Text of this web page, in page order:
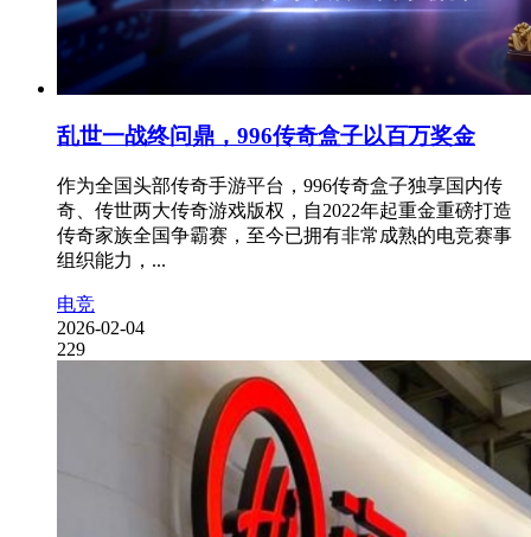
乱世一战终问鼎，996传奇盒子以百万奖金
作为全国头部传奇手游平台，996传奇盒子独享国内传
奇、传世两大传奇游戏版权，自2022年起重金重磅打造
传奇家族全国争霸赛，至今已拥有非常成熟的电竞赛事
组织能力，...
电竞
2026-02-04
229